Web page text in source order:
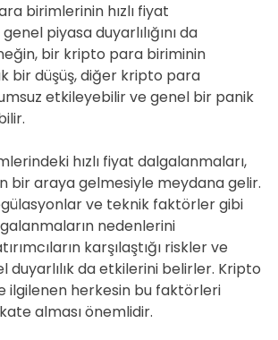
birimlerinin hızlı fiyat
piyasa duyarlılığını da
bir kripto para biriminin
bir düşüş, diğer kripto para
etkileyebilir ve genel bir panik
hızlı fiyat dalgalanmaları,
bir araya gelmesiyle meydana gelir.
ve teknik faktörler gibi
nedenlerini
karşılaştığı riskler ve
duyarlılık da etkilerini belirler. Kripto
ilgilenen herkesin bu faktörleri
alması önemlidir.